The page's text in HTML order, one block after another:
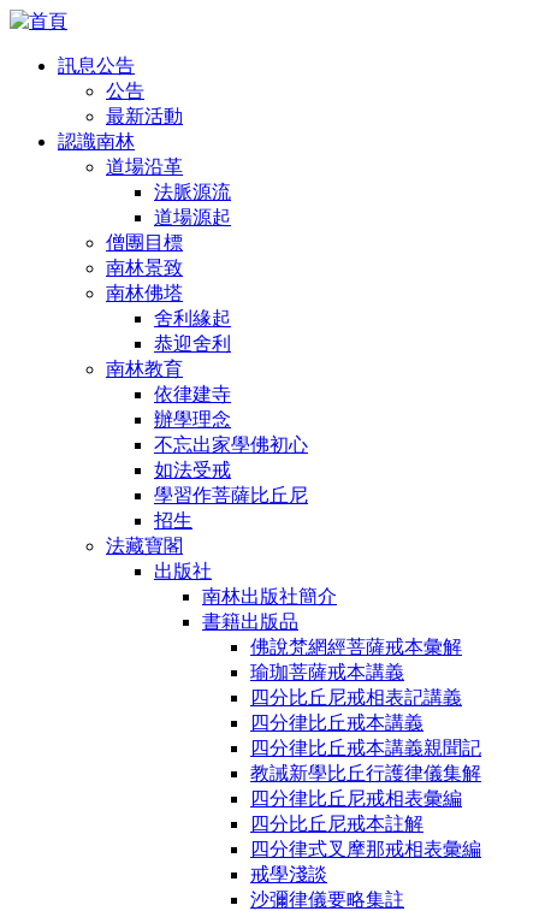
訊息公告
公告
最新活動
認識南林
道場沿革
法脈源流
道場源起
僧團目標
南林景致
南林佛塔
舍利緣起
恭迎舍利
南林教育
依律建寺
辦學理念
不忘出家學佛初心
如法受戒
學習作菩薩比丘尼
招生
法藏寶閣
出版社
南林出版社簡介
書籍出版品
佛說梵網經菩薩戒本彙解
瑜珈菩薩戒本講義
四分比丘尼戒相表記講義
四分律比丘戒本講義
四分律比丘戒本講義親聞記
教誡新學比丘行護律儀集解
四分律比丘尼戒相表彙編
四分比丘尼戒本註解
四分律式叉摩那戒相表彙編
戒學淺談
沙彌律儀要略集註